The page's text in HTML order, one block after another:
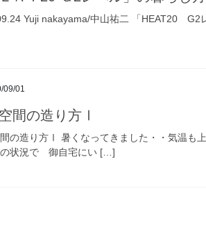
Yuji nakayama/中山祐二 「HEAT20 G2
09/01
間の造り方Ⅰ
の造り方Ⅰ 暑くなってきました・・気温も
の状況で 御自宅にい […]